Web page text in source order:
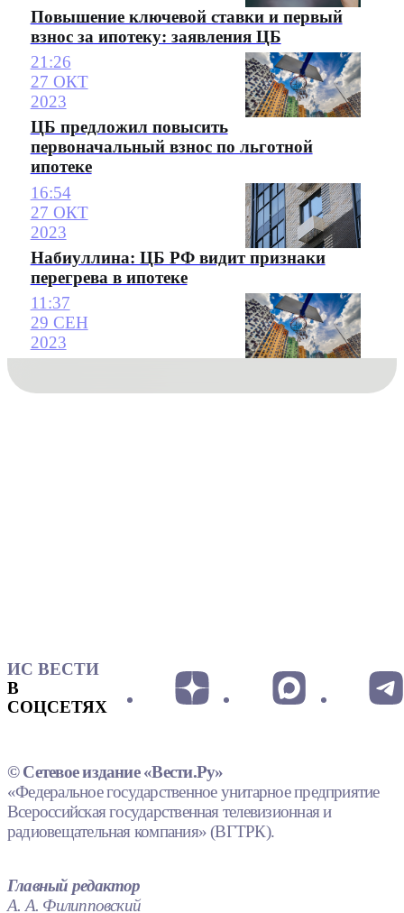
Повышение ключевой ставки и первый
взнос за ипотеку: заявления ЦБ
21:26
27 ОКТ
2023
ЦБ предложил повысить
первоначальный взнос по льготной
ипотеке
16:54
27 ОКТ
2023
Набиуллина: ЦБ РФ видит признаки
перегрева в ипотеке
11:37
29 СЕН
2023
ИС ВЕСТИ
В
СОЦСЕТЯХ
© Сетевое издание «Вести.Ру»
«Федеральное государственное унитарное предприятие
Всероссийская государственная телевизионная и
радиовещательная компания» (ВГТРК).
Главный редактор
А. А. Филипповский